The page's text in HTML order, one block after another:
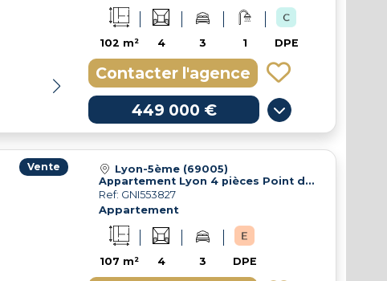
102 m² 4 3 1 DPE
Contacter l'agence
449 000 €
Vente
Lyon-5ème (69005)
Appartement Lyon 4 pièces Point du Jour Garage Point du Jour
Ref: GNI553827
Appartement
107 m² 4 3 DPE